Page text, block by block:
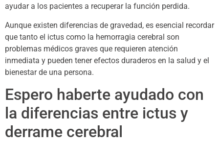
ayudar a los pacientes a recuperar la función perdida.
Aunque existen diferencias de gravedad, es esencial recordar
que tanto el ictus como la hemorragia cerebral son
problemas médicos graves que requieren atención
inmediata y pueden tener efectos duraderos en la salud y el
bienestar de una persona.
Espero haberte ayudado con
la diferencias entre ictus y
derrame cerebral